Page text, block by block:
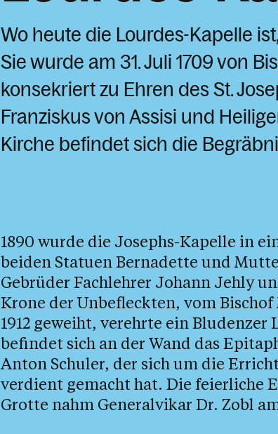
Wo heute die Lourdes-Kapelle
Sie wurde am 31. Juli 1709 von
konsekriert zu Ehren des St.
Franziskus von Assisi und
Kirche befindet sich die
1890 wurde die Josephs-Kapelle in
beiden Statuen Bernadette und
Gebrüder Fachlehrer Johann Jehly
Krone der Unbefleckten, vom
1912 geweiht, verehrte ein
befindet sich an der Wand das
Anton Schuler, der sich um die
verdient gemacht hat. Die feierliche
Grotte nahm Generalvikar Dr. Zobl